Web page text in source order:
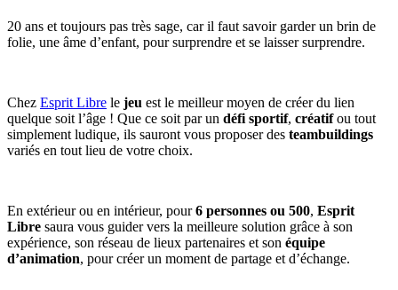
20 ans et toujours pas très sage, car il faut savoir garder un brin de
folie, une âme d’enfant, pour surprendre et se laisser surprendre.
Chez Esprit Libre le jeu est le meilleur moyen de créer du lien
quelque soit l’âge ! Que ce soit par un défi sportif, créatifou tout
simplement ludique, ils sauront vous proposer des teambuildings
variés en tout lieu de votre choix.
En extérieur ou en intérieur, pour6 personnes ou 500, Esprit
Libre saura vous guider vers la meilleure solution grâce à son
expérience, son réseau de lieux partenaires et son équipe
d’animation, pour créer un moment de partage et d’échange.